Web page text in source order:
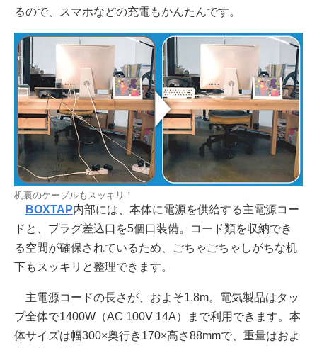
るので、スマホなどの充電もかんたんです。
机裏のケーブルもスッキリ！
BOXTAP内部には、本体に電源を供給する主電源コー
ドと、プラグ差込口を5個口装備。コード類を収納でき
る空間が確保されているため、ごちゃごちゃしがちな机
下もスッキリと整理できます。
主電源コードの長さが、およそ1.8m。電気製品はタッ
プ全体で1400W（AC 100V 14A）まで利用できます。本
体サイズは幅300×奥行き170×高さ88mmで、重量はおよ